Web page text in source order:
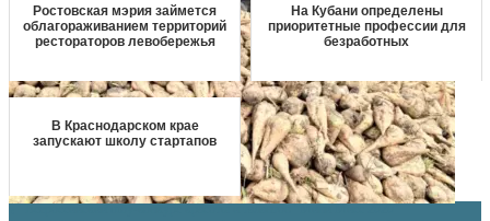
Ростовская мэрия займется
облагораживанием территорий
рестораторов левобережья
На Кубани определены
приоритетные профессии для
безработных
В Краснодарском крае
запускают школу стартапов